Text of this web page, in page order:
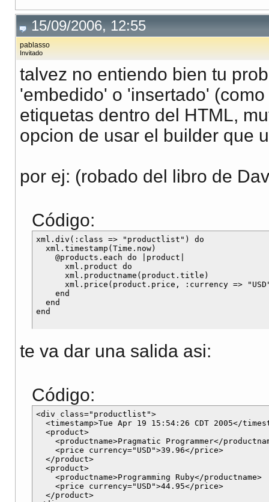
15/09/2006, 12:55
pablasso
Invitado
talvez no entiendo bien tu
'embedido' o 'insertado'
etiquetas dentro del HTML,
opcion de usar el builder que
por ej: (robado del libro de
Código:
xml.div(:class => "productlist") do
  xml.timestamp(Time.now)
    @products.each do |product|
      xml.product do
      xml.productname(product.title)
xml.price(product.price, :currency =>
    end
  end
te va dar una salida asi:
Código:
<div class="productlist">
<timestamp>Tue Apr 19 15:54:26 CDT 2005</
  <product>
<productname>Pragmatic Programmer</
    <price currency="USD">39.96</price>
  </product>
  <product>
    <productname>Programming Ruby</productname>
    <price currency="USD">44.95</price>
  </product>